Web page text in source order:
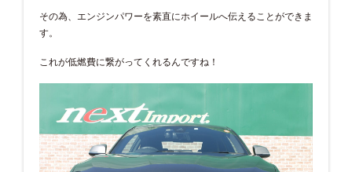
その為、エンジンパワーを素直にホイールへ伝えることができま
す。
これが低燃費に繋がってくれるんですね！